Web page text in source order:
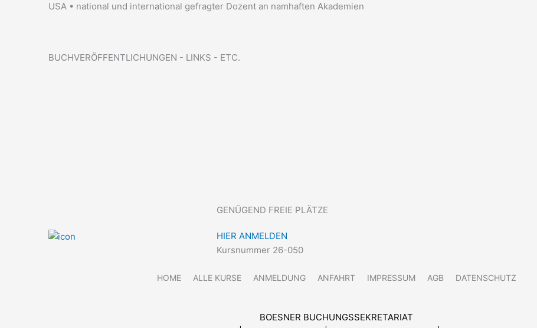
USA • national und international gefragter Dozent an namhaften Akademien
BUCHVERÖFFENTLICHUNGEN - LINKS - ETC.
GENÜGEND FREIE PLÄTZE
HIER ANMELDEN
Kursnummer 26-050
HOME ALLE KURSE ANMELDUNG ANFAHRT IMPRESSUM AGB DATENSCHUTZ
BOESNER BUCHUNGSSEKRETARIAT